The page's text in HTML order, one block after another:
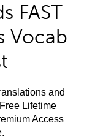
FAST
Vocab
and
Lifetime
Access